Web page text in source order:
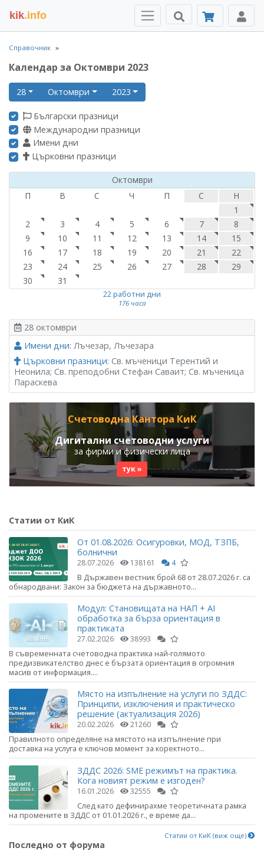
kik.info
Справочник
Календар за Октомври 2023
28 Октомври 2023
Български празници
Международни празници
Имени дни
Църковни празници
Октомври
П
В С Ч П С
Н
1
2
3 4 5 6 7
8
9
10 11 12 13 14
15
16
17 18 19 20 21
22
23
24 25 26 27 28
29
30
31
22 работни дни
176 часа
28 октомври
Имени дни: Лъчезар, Лъчезара
Църковни празници: Св. мъченици Терентий и
Неонила; Св. преподобни Стефан Саваит; Св. мъченица
Параскева
Счетоводна Кантора КиК
Дигитални счетоводни услуги
за фирми и физически лица
тук »
Статии от КиК
От 01.08.2026: Осигуровки, МОД, ТЗПБ,
болнични
28.07.2026 138161 4
В Държавен вестник брой 68 от 28.07.2026 г. са
обнародвани: Закон за бюджета на държавното...
Модул: Становищата на НАП + AI
обработка за бърза ориентация в
практиката
27.02.2026 38993
В съвременната счетоводна практика най-голямото
предизвикателство днес е бързата ориентация в огромния
масив от информация....
Място на изпълнение на услуги по ЗДДС:
Принципи, изключения и практическо
решение (актуализация 2026)
20.02.2026 21260
Правилното определяне на мястото на изпълнение при
доставка на услуга е ключов момент за коректното...
ЗДДС 2026: SME режимът на практика.
Кога новият режим е изгоден?
16.01.2026 32555
След като дефинирахме теоретичната рамка
на промените в ЗДДС от 01.01.2026 г., е време да...
Статии от КиК (виж още)
Последно от форума